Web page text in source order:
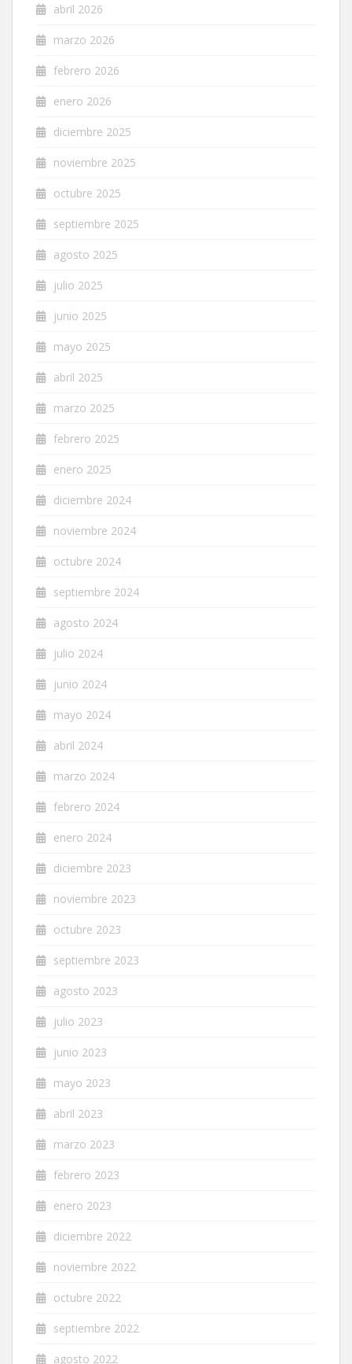
abril 2026
marzo 2026
febrero 2026
enero 2026
diciembre 2025
noviembre 2025
octubre 2025
septiembre 2025
agosto 2025
julio 2025
junio 2025
mayo 2025
abril 2025
marzo 2025
febrero 2025
enero 2025
diciembre 2024
noviembre 2024
octubre 2024
septiembre 2024
agosto 2024
julio 2024
junio 2024
mayo 2024
abril 2024
marzo 2024
febrero 2024
enero 2024
diciembre 2023
noviembre 2023
octubre 2023
septiembre 2023
agosto 2023
julio 2023
junio 2023
mayo 2023
abril 2023
marzo 2023
febrero 2023
enero 2023
diciembre 2022
noviembre 2022
octubre 2022
septiembre 2022
agosto 2022